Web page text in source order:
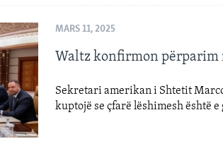
MARS 11, 2025
Waltz konfirmon përparim
Sekretari amerikan i Shtetit
kuptojë se çfarë lëshimesh është